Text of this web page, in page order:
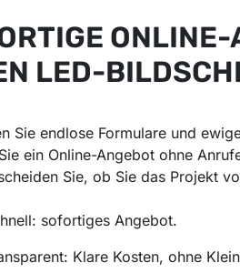
LED-
Sie endlose Formulare und
ein Online-Angebot ohne
Sie, ob Sie das Projekt
sofortiges Angebot.
Klare Kosten, ohne